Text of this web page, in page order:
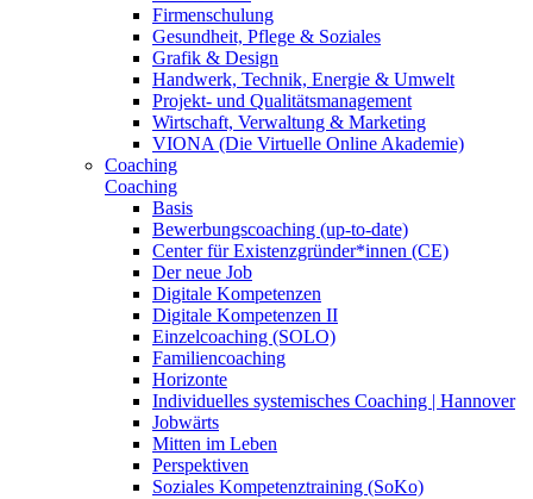
Firmenschulung
Gesundheit, Pflege & Soziales
Grafik & Design
Handwerk, Technik, Energie & Umwelt
Projekt- und Qualitätsmanagement
Wirtschaft, Verwaltung & Marketing
VIONA (Die Virtuelle Online Akademie)
Coaching
Coaching
Basis
Bewerbungscoaching (up-to-date)
Center für Existenzgründer*innen (CE)
Der neue Job
Digitale Kompetenzen
Digitale Kompetenzen II
Einzelcoaching (SOLO)
Familiencoaching
Horizonte
Individuelles systemisches Coaching | Hannover
Jobwärts
Mitten im Leben
Perspektiven
Soziales Kompetenztraining (SoKo)